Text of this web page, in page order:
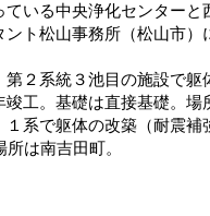
いる中央浄化センター
ト松山事務所（松山市
２系統３池目の施設で躯
工。基礎は直接基礎。場
系で躯体の改築（耐震補
は南吉田町。